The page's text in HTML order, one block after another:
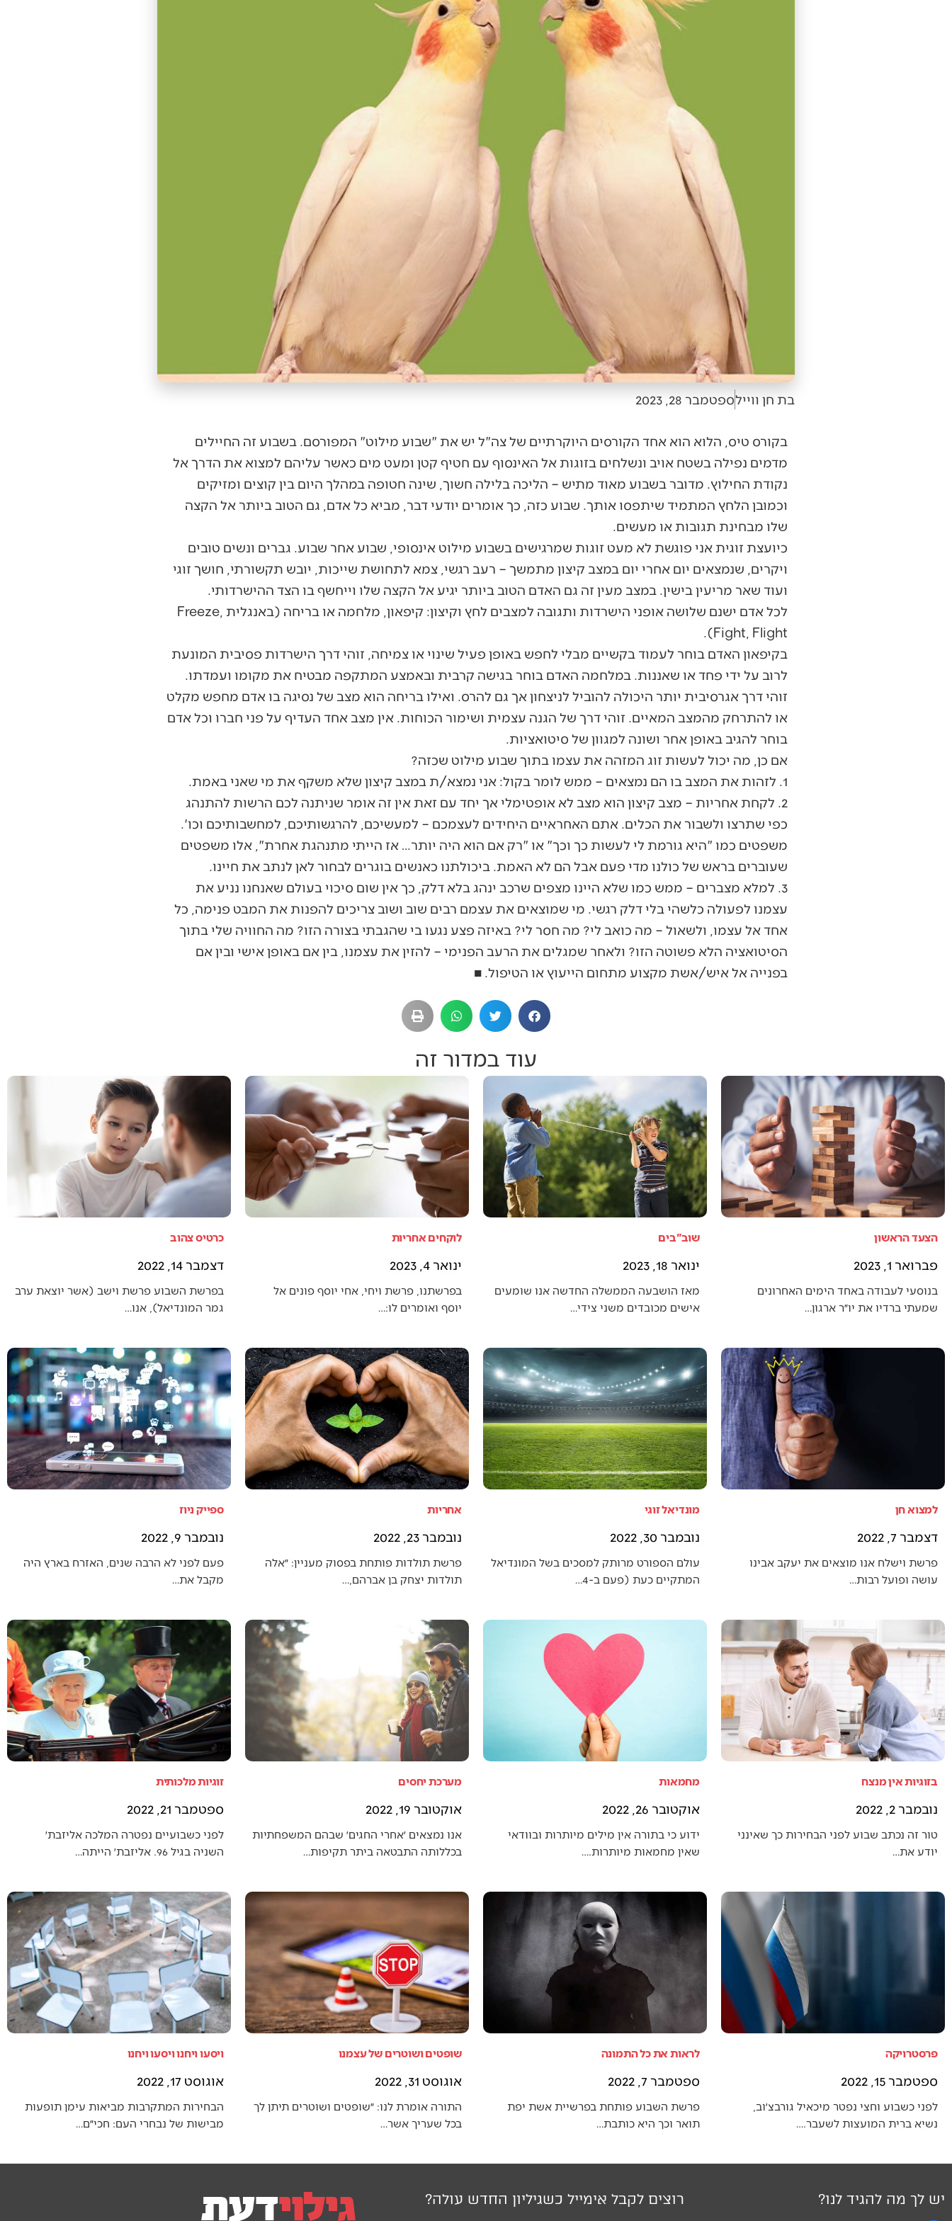
בת חן וויילספטמבר 28, 2023
בקורס טיס, הלוא הוא אחד הקורסים היוקרתיים של צה"ל יש את "שבוע מילוט" המפורסם. בשבוע זה החיילים
מדמים נפילה בשטח אויב ונשלחים בזוגות אל האינסוף עם חטיף קטן ומעט מים כאשר עליהם למצוא את הדרך אל
נקודת החילוץ. מדובר בשבוע מאוד מתיש – הליכה בלילה חשוך, שינה חטופה במהלך היום בין קוצים ומזיקים
וכמובן הלחץ המתמיד שיתפסו אותך. שבוע כזה, כך אומרים יודעי דבר, מביא כל אדם, גם הטוב ביותר אל הקצה
שלו מבחינת תגובות או מעשים.
כיועצת זוגית אני פוגשת לא מעט זוגות שמרגישים בשבוע מילוט אינסופי, שבוע אחר שבוע. גברים ונשים טובים
ויקרים, שנמצאים יום אחרי יום במצב קיצון מתמשך – רעב רגשי, צמא לתחושת שייכות, יובש תקשורתי, חושך זוגי
ועוד שאר מריעין בישין. במצב מעין זה גם האדם הטוב ביותר יגיע אל הקצה שלו וייחשף בו הצד ההישרדותי.
לכל אדם ישנם שלושה אופני הישרדות ותגובה למצבים לחץ וקיצון: קיפאון, מלחמה או בריחה (באנגלית Freeze,
Fight, Flight).
בקיפאון האדם בוחר לעמוד בקשיים מבלי לחפש באופן פעיל שינוי או צמיחה, זוהי דרך הישרדות פסיבית המונעת
לרוב על ידי פחד או שאננות. במלחמה האדם בוחר בגישה קרבית ובאמצע המתקפה מבטיח את מקומו ועמדתו.
זוהי דרך אגרסיבית יותר היכולה להוביל לניצחון אך גם להרס. ואילו בריחה הוא מצב של נסיגה בו אדם מחפש מקלט
או להתרחק מהמצב המאיים. זוהי דרך של הגנה עצמית ושימור הכוחות. אין מצב אחד העדיף על פני חברו וכל אדם
בוחר להגיב באופן אחר ושונה למגוון של סיטואציות.
אם כן, מה יכול לעשות זוג המזהה את עצמו בתוך שבוע מילוט שכזה?
1. לזהות את המצב בו הם נמצאים – ממש לומר בקול: אני נמצא/ת במצב קיצון שלא משקף את מי שאני באמת.
2. לקחת אחריות – מצב קיצון הוא מצב לא אופטימלי אך יחד עם זאת אין זה אומר שניתנה לכם הרשות להתנהג
כפי שתרצו ולשבור את הכלים. אתם האחראיים היחידים לעצמכם – למעשיכם, להרגשותיכם, למחשבותיכם וכו'.
משפטים כמו "היא גורמת לי לעשות כך וכך" או "רק אם הוא היה יותר… אז הייתי מתנהגת אחרת", אלו משפטים
שעוברים בראש של כולנו מדי פעם אבל הם לא האמת. ביכולתנו כאנשים בוגרים לבחור לאן לנתב את חיינו.
3. למלא מצברים – ממש כמו שלא היינו מצפים שרכב ינהג בלא דלק, כך אין שום סיכוי בעולם שאנחנו נניע את
עצמנו לפעולה כלשהי בלי דלק רגשי. מי שמוצאים את עצמם רבים שוב ושוב צריכים להפנות את המבט פנימה, כל
אחד אל עצמו, ולשאול – מה כואב לי? מה חסר לי? באיזה פצע נגעו בי שהגבתי בצורה הזו? מה החוויה שלי בתוך
הסיטואציה הלא פשוטה הזו? ולאחר שמגלים את הרעב הפנימי – להזין את עצמנו, בין אם באופן אישי ובין אם
בפנייה אל איש/אשת מקצוע מתחום הייעוץ או הטיפול. ■
עוד במדור זה
הצעד הראשון
פברואר 1, 2023
בנוסעי לעבודה באחד הימים האחרונים
שמעתי ברדיו את יו״ר ארגון…
שוב"בים
ינואר 18, 2023
מאז הושבעה הממשלה החדשה אנו שומעים
אישים מכובדים משני צידי…
לוקחים אחריות
ינואר 4, 2023
בפרשתנו, פרשת ויחי, אחי יוסף פונים אל
יוסף ואומרים לו:…
כרטיס צהוב
דצמבר 14, 2022
בפרשת השבוע פרשת וישב (אשר יוצאת ערב
גמר המונדיאל), אנו…
למצוא חן
דצמבר 7, 2022
פרשת וישלח אנו מוצאים את יעקב אבינו
עושה ופועל רבות…
מונדיאל זוגי
נובמבר 30, 2022
עולם הספורט מרותק למסכים בשל המונדיאל
המתקיים כעת (פעם ב-4…
אחריות
נובמבר 23, 2022
פרשת תולדות פותחת בפסוק מעניין: ״אלה
תולדות יצחק בן אברהם,…
ספייק ניוז
נובמבר 9, 2022
פעם לפני לא הרבה שנים, האזרח בארץ היה
מקבל את…
בזוגיות אין מנצח
נובמבר 2, 2022
טור זה נכתב שבוע לפני הבחירות כך שאינני
יודע את…
מחמאות
אוקטובר 26, 2022
ידוע כי בתורה אין מילים מיותרות ובוודאי
שאין מחמאות מיותרות.…
מערכת יחסים
אוקטובר 19, 2022
אנו נמצאים ׳אחרי החגים׳ שבהם המשפחתיות
בכללותה התבטאה ביתר תקיפות…
זוגיות מלכותית
ספטמבר 21, 2022
לפני כשבועיים נפטרה המלכה אליזבת׳
השניה בגיל 96. אליזבת׳ הייתה…
פרסטרויקה
ספטמבר 15, 2022
לפני כשבוע וחצי נפטר מיכאיל גורבצ׳וב,
נשיא ברית המועצות לשעבר.…
לראות את כל התמונה
ספטמבר 7, 2022
פרשת השבוע פותחת בפרשיית אשת יפת
תואר וכך היא כותבת…
שופטים ושוטרים של עצמנו
אוגוסט 31, 2022
התורה אומרת לנו: ״שופטים ושוטרים תיתן לך
בכל שעריך אשר…
ויסעו ויחנו ויסעו ויחנו
אוגוסט 17, 2022
הבחירות המתקרבות מביאות עימן תופעות
מבישות של נבחרי העם: חכי״ם…
יש לך מה להגיד לנו? רוצים לקבל אימייל כשגיליון החדש עולה?